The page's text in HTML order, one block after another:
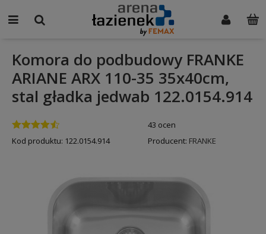
Komora do podbudowy FRANKE
ARIANE ARX 110-35 35x40cm,
stal gładka jedwab 122.0154.914
43 ocen
Kod produktu: 122.0154.914 Producent: FRANKE